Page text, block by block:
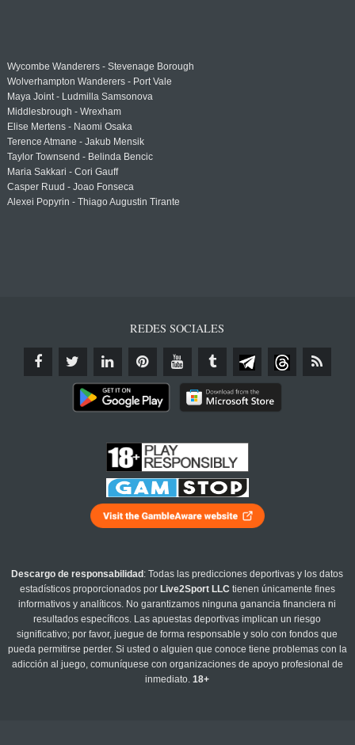
Wycombe Wanderers - Stevenage Borough
Wolverhampton Wanderers - Port Vale
Maya Joint - Ludmilla Samsonova
Middlesbrough - Wrexham
Elise Mertens - Naomi Osaka
Terence Atmane - Jakub Mensik
Taylor Townsend - Belinda Bencic
Maria Sakkari - Cori Gauff
Casper Ruud - Joao Fonseca
Alexei Popyrin - Thiago Augustin Tirante
REDES SOCIALES
Descargo de responsabilidad : Todas las predicciones deportivas y los datos
estadísticos proporcionados por Live2Sport LLC tienen únicamente fines
informativos y analíticos. No garantizamos ninguna ganancia financiera ni
resultados específicos. Las apuestas deportivas implican un riesgo
significativo; por favor, juegue de forma responsable y solo con fondos que
pueda permitirse perder. Si usted o alguien que conoce tiene problemas con la
adicción al juego, comuníquese con organizaciones de apoyo profesional de
inmediato.18+